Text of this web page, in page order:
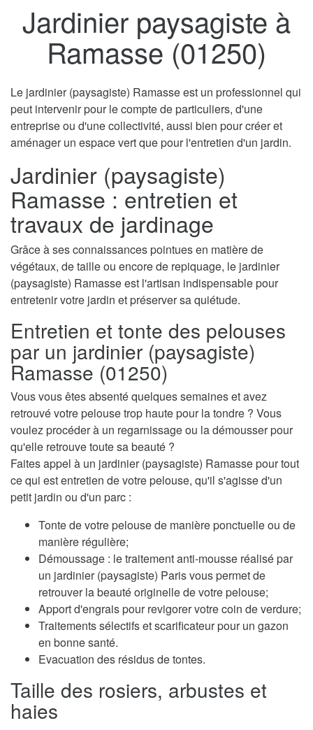
Jardinier paysagiste à
Ramasse (01250)
Le jardinier (paysagiste) Ramasse est un professionnel qui
peut intervenir pour le compte de particuliers, d'une
entreprise ou d'une collectivité, aussi bien pour créer et
aménager un espace vert que pour l'entretien d'un jardin.
Jardinier (paysagiste)
Ramasse : entretien et
travaux de jardinage
Grâce à ses connaissances pointues en matière de
végétaux, de taille ou encore de repiquage, le jardinier
(paysagiste) Ramasse est l'artisan indispensable pour
entretenir votre jardin et préserver sa quiétude.
Entretien et tonte des pelouses
par un jardinier (paysagiste)
Ramasse (01250)
Vous vous êtes absenté quelques semaines et avez
retrouvé votre pelouse trop haute pour la tondre ? Vous
voulez procéder à un regarnissage ou la démousser pour
qu'elle retrouve toute sa beauté ?
Faites appel à un jardinier (paysagiste) Ramasse pour tout
ce qui est entretien de votre pelouse, qu'il s'agisse d'un
petit jardin ou d'un parc :
Tonte de votre pelouse de manière ponctuelle ou de
manière régulière;
Démoussage : le traitement anti-mousse réalisé par
un jardinier (paysagiste) Paris vous permet de
retrouver la beauté originelle de votre pelouse;
Apport d'engrais pour revigorer votre coin de verdure;
Traitements sélectifs et scarificateur pour un gazon
en bonne santé.
Evacuation des résidus de tontes.
Taille des rosiers, arbustes et
haies